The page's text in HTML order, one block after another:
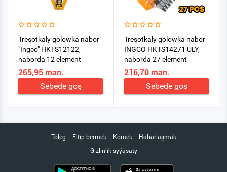
Treşotkaly golowka nabor
"Ingco" HKTS12122,
naborda 12 element
265,95 man.
Sebede goş
Treşotkaly golowka nabor
INGCO HKTS14271 ULY,
naborda 27 element
216,70 man.
Sebede goş
Töleg Eltip bermek Kömek
Habarlaşmak
Gizlinlik syýasaty